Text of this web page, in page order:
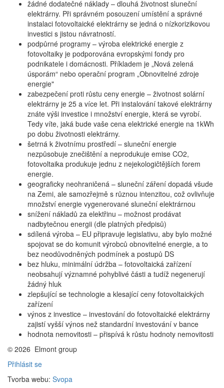
žádné dodatečné náklady – dlouhá životnost sluneční
elektrárny. Při správném posouzení umístění a správné
instalaci fotovoltaické elektrárny se jedná o nízkorizikovou
investici s jistou návratností.
podpůrné programy – výroba elektrické energie z
fotovoltaiky je podporována evropskými fondy pro
podnikatele i domácnosti. Příkladem je „Nová zelená
úsporám“ nebo operační program „Obnovitelné zdroje
energie"
zabezpečení proti růstu ceny energie – životnost solární
elektrárny je 25 a více let. Při instalování takové elektrárny
znáte výši investice i množství energie, která se vyrobí.
Tedy víte, jaká bude vaše cena elektrické energie na 1kWh
po dobu životnosti elektrárny.
šetrná k životnímu prostředí – sluneční energie
nezpůsobuje znečištění a neprodukuje emise CO2,
fotovoltaika produkuje jednu z nejekologičtějších forem
energie.
geograficky neohraničená – sluneční záření dopadá všude
na Zemi, ale samozřejmě s různou intenzitou, což ovlivňuje
množství energie vygenerované sluneční elektrárnou
snížení nákladů za elektřinu – možnost prodávat
nadbytečnou energii (dle platných předpisů)
sdílená výroba – EU připravuje legislativu, aby bylo možné
spojovat se do komunit výrobců obnovitelné energie, a to
bez neodůvodněných podmínek a postupů DS
bez hluku, minimální údržba – fotovoltaická zařízení
neobsahují významné pohyblivé části a tudíž negenerují
žádný hluk
zlepšující se technologie a klesající ceny fotovoltaických
zařízení
výnos z investice – investování do fotovoltaické elektrárny
zajistí vyšší výnos než standardní investování v bance
hodnota nemovitosti – přispívá k růstu hodnoty nemovitosti
© 2026 Elmont group
Přihlásit se
Tvorba webu: Svopa